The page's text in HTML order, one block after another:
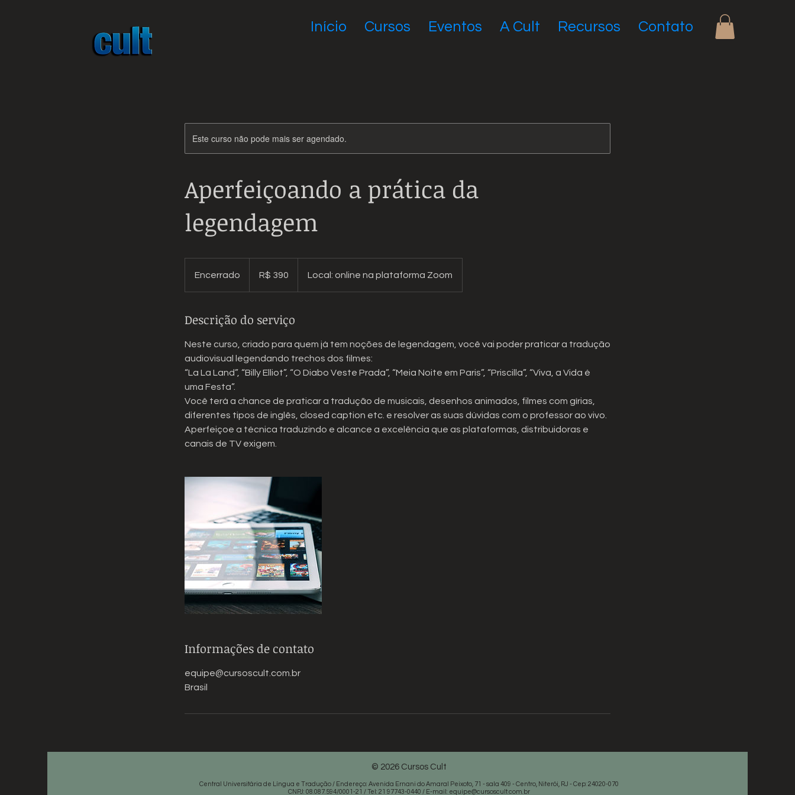
Início Cursos Eventos A Cult Recursos Contato
Este curso não pode mais ser agendado.
Aperfeiçoando a prática da
legendagem
Encerrado
e
r
a
d
brasileiros
R$ 390 Local: online na plataforma Zoom
Descrição do serviço
Neste curso, criado para quem já tem noções de legendagem, você vai poder praticar a tradução
audiovisual legendando trechos dos filmes:
“La La Land”, “Billy Elliot”, “O Diabo Veste Prada”, “Meia Noite em Paris”, “Priscilla”, “Viva, a Vida é
uma Festa”.
Você terá a chance de praticar a tradução de musicais, desenhos animados, filmes com gírias,
diferentes tipos de inglês, closed caption etc. e resolver as suas dúvidas com o professor ao vivo.
Aperfeiçoe a técnica traduzindo e alcance a excelência que as plataformas, distribuidoras e
canais de TV exigem.
Informações de contato
equipe@cursoscult.com.br
Brasil
© 2026 Cursos Cult
Central Universitária de Língua e Tradução / Endereço: Avenida Ernani do Amaral Peixoto, 71 - sala 409 - Centro, Niterói, RJ - Cep: 24020-070
CNPJ: 08.087.594/0001-21 / Tel: 21 97743-0440 / E-mail: equipe@cursoscult.com.br